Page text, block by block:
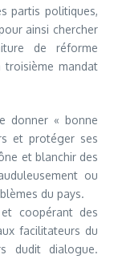
partis politiques,
ainsi chercher
de réforme
mandat
donner « bonne
et protéger ses
et blanchir des
ou
du pays.
coopérant des
facilitateurs du
dudit dialogue.